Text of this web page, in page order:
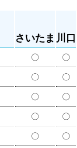
さいたま 川口
〇 〇
〇 〇
〇 〇
〇 〇
〇 〇